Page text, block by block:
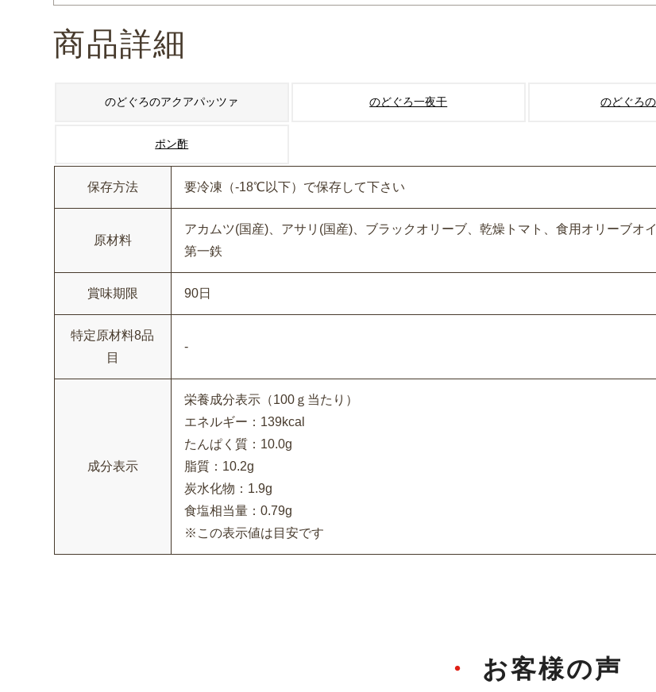
1,001〜3,000円
商品詳細
のどぐろのアクアパッツァ のどぐろ一夜干 のどぐろ
ポン酢
保存方法 要冷凍（-18℃以下）で保存して下さい
原材料
アカムツ(国産)、アサリ(国産)、ブラックオリーブ、乾燥トマト、食用オリーブ
第一鉄
賞味期限 90日
特定原材料8品
目
-
成分表示
栄養成分表示（100ｇ当たり）
エネルギー：139kcal
たんぱく質：10.0g
脂質：10.2g
炭水化物：1.9g
食塩相当量：0.79g
※この表示値は目安です
お客様の声